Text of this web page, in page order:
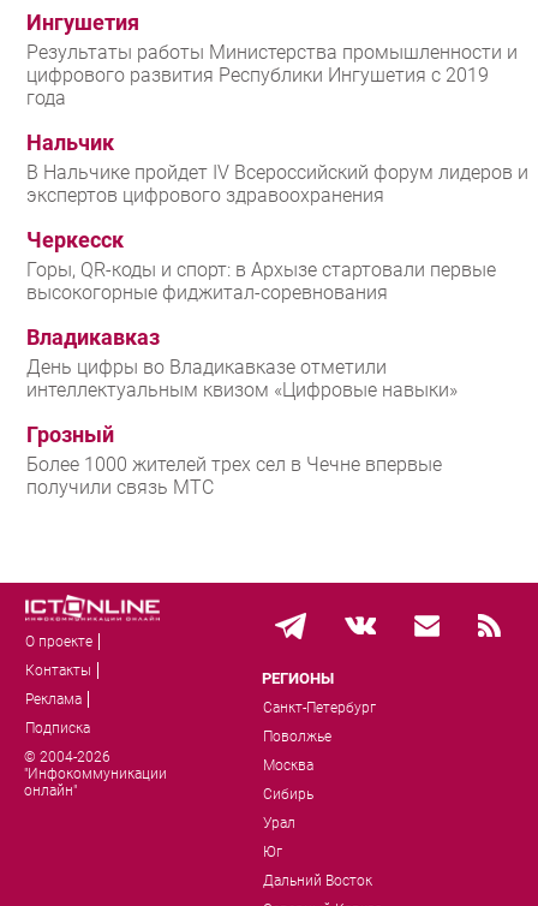
Ингушетия
Результаты работы Министерства промышленности и
цифрового развития Республики Ингушетия с 2019
года
Нальчик
В Нальчике пройдет IV Всероссийский форум лидеров и
экспертов цифрового здравоохранения
Черкесск
Горы, QR-коды и спорт: в Архызе стартовали первые
высокогорные фиджитал-соревнования
Владикавказ
День цифры во Владикавказе отметили
интеллектуальным квизом «Цифровые навыки»
Грозный
Более 1000 жителей трех сел в Чечне впервые
получили связь МТС
О проекте
Контакты
Реклама
Подписка
© 2004-2026
"Инфокоммуникации
онлайн"
РЕГИОНЫ
Санкт-Петербург
Поволжье
Москва
Сибирь
Урал
Юг
Дальний Восток